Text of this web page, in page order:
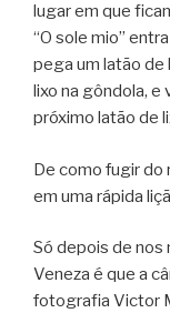
lugar em que
“O sole mio”
pega um latão de
lixo na gôndola, e
próximo latão de
De como fugir do
em uma rápida
Só depois de nos
Veneza é que a
fotografia Victor